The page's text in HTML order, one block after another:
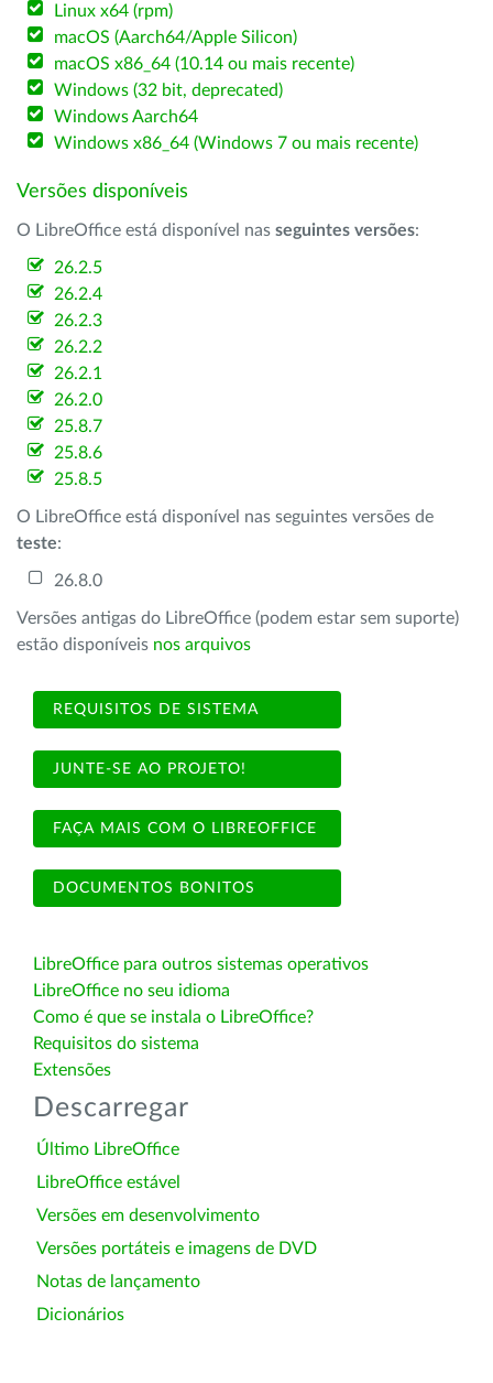
Linux x64 (rpm)
macOS (Aarch64/Apple Silicon)
macOS x86_64 (10.14 ou mais recente)
Windows (32 bit, deprecated)
Windows Aarch64
Windows x86_64 (Windows 7 ou mais recente)
Versões disponíveis
O LibreOffice está disponível nas seguintes versões:
26.2.5
26.2.4
26.2.3
26.2.2
26.2.1
26.2.0
25.8.7
25.8.6
25.8.5
O LibreOffice está disponível nas seguintes versões de
teste:
26.8.0
Versões antigas do LibreOffice (podem estar sem suporte)
estão disponíveis nos arquivos
REQUISITOS DE SISTEMA
JUNTE-SE AO PROJETO!
FAÇA MAIS COM O LIBREOFFICE
DOCUMENTOS BONITOS
LibreOffice para outros sistemas operativos
LibreOffice no seu idioma
Como é que se instala o LibreOffice?
Requisitos do sistema
Extensões
Descarregar
Último LibreOffice
LibreOffice estável
Versões em desenvolvimento
Versões portáteis e imagens de DVD
Notas de lançamento
Dicionários